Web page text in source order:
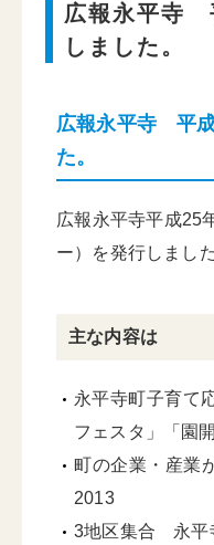
広報永平寺
しました。
広報永平寺 平
た。
広報永平寺平成25
ー）を発行しました
主な内容は
永平寺町子育て
フェスタ」「園
町の企業・産業
2013
3地区集合 永平